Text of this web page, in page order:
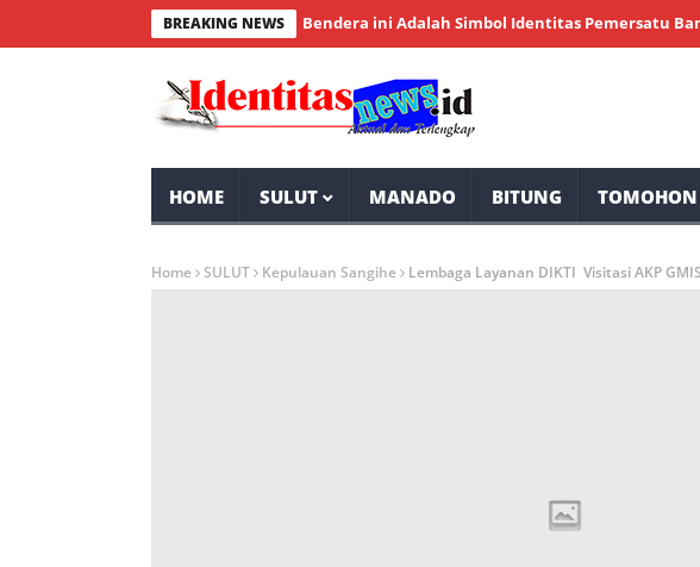
BREAKING NEWS
RI, Wakil Wali Kota: Bendera ini Adalah Simbol Identitas Pemersatu Bangsa
HOME SULUT MANADO BITUNG TOMOHON
Home SULUT Kepulauan Sangihe Lembaga Layanan DIKTI Visitasi AKP